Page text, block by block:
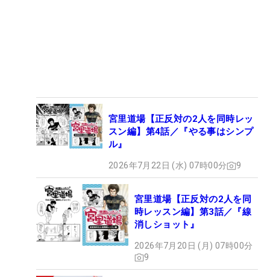
宮里道場【正反対の2人を同時レッ
スン編】第4話／『やる事はシンプ
ル』
2026年7月22日 (水) 07時00分 9
宮里道場【正反対の2人を同
時レッスン編】第3話／『線
消しショット』
2026年7月20日 (月) 07時00分
9